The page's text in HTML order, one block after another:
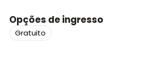
Opções de ingresso
Gratuito